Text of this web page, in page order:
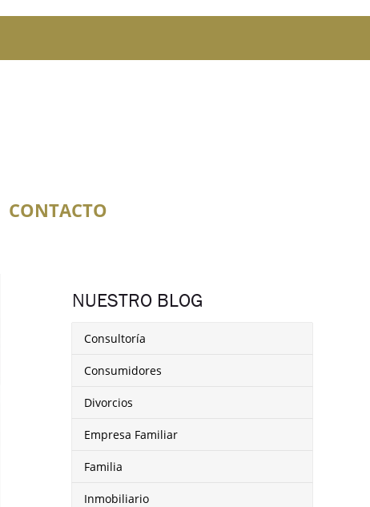
CONTACTO
NUESTRO BLOG
Consultoría
Consumidores
Divorcios
Empresa Familiar
Familia
Inmobiliario